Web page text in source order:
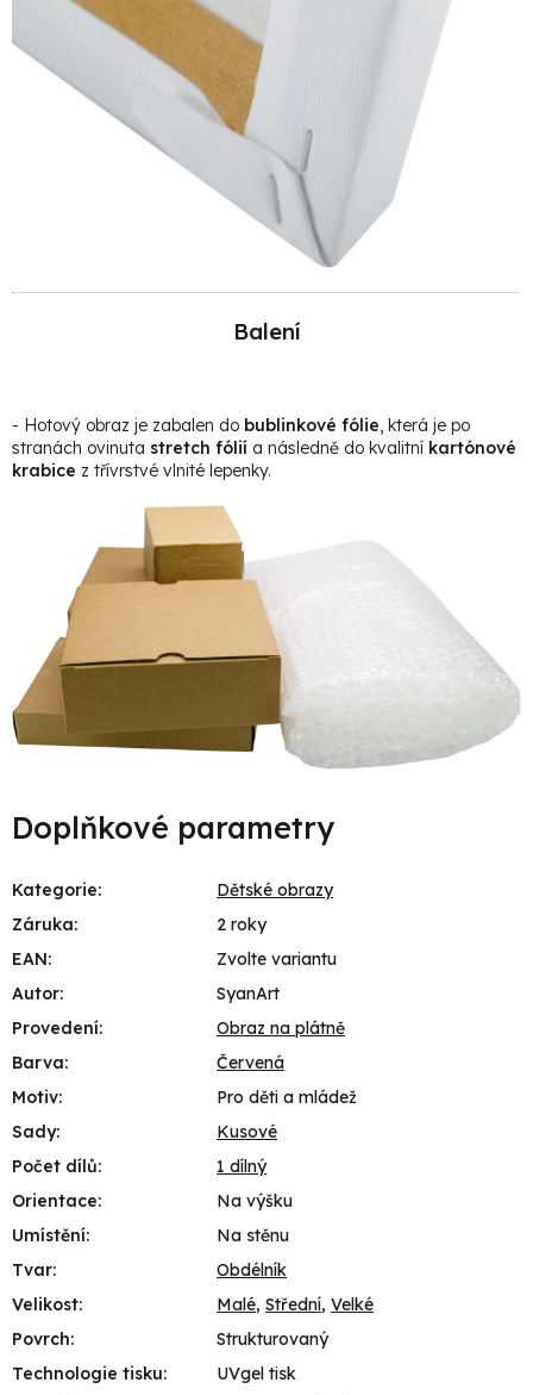
Balení
- Hotový obraz je zabalen do bublinkové fólie , která je po
stranách ovinuta stretch fólií a následně do kvalitní kartónové
krabice z třívrstvé vlnité lepenky.
Doplňkové parametry
Kategorie:
Dětské obrazy
Záruka:
2 roky
EAN:
Zvolte variantu
Autor:
SyanArt
Provedení:
Obraz na plátně
Barva:
Červená
Motiv:
Pro děti a mládež
Sady:
Kusové
Počet dílů:
1 dílný
Orientace:
Na výšku
Umístění:
Na stěnu
Tvar:
Obdélník
Velikost: Malé, Střední, Velké
Povrch:
Strukturovaný
Technologie tisku:
UVgel tisk